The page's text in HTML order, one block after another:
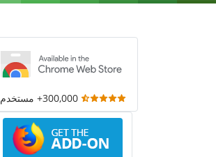
300,000+ مستخدم